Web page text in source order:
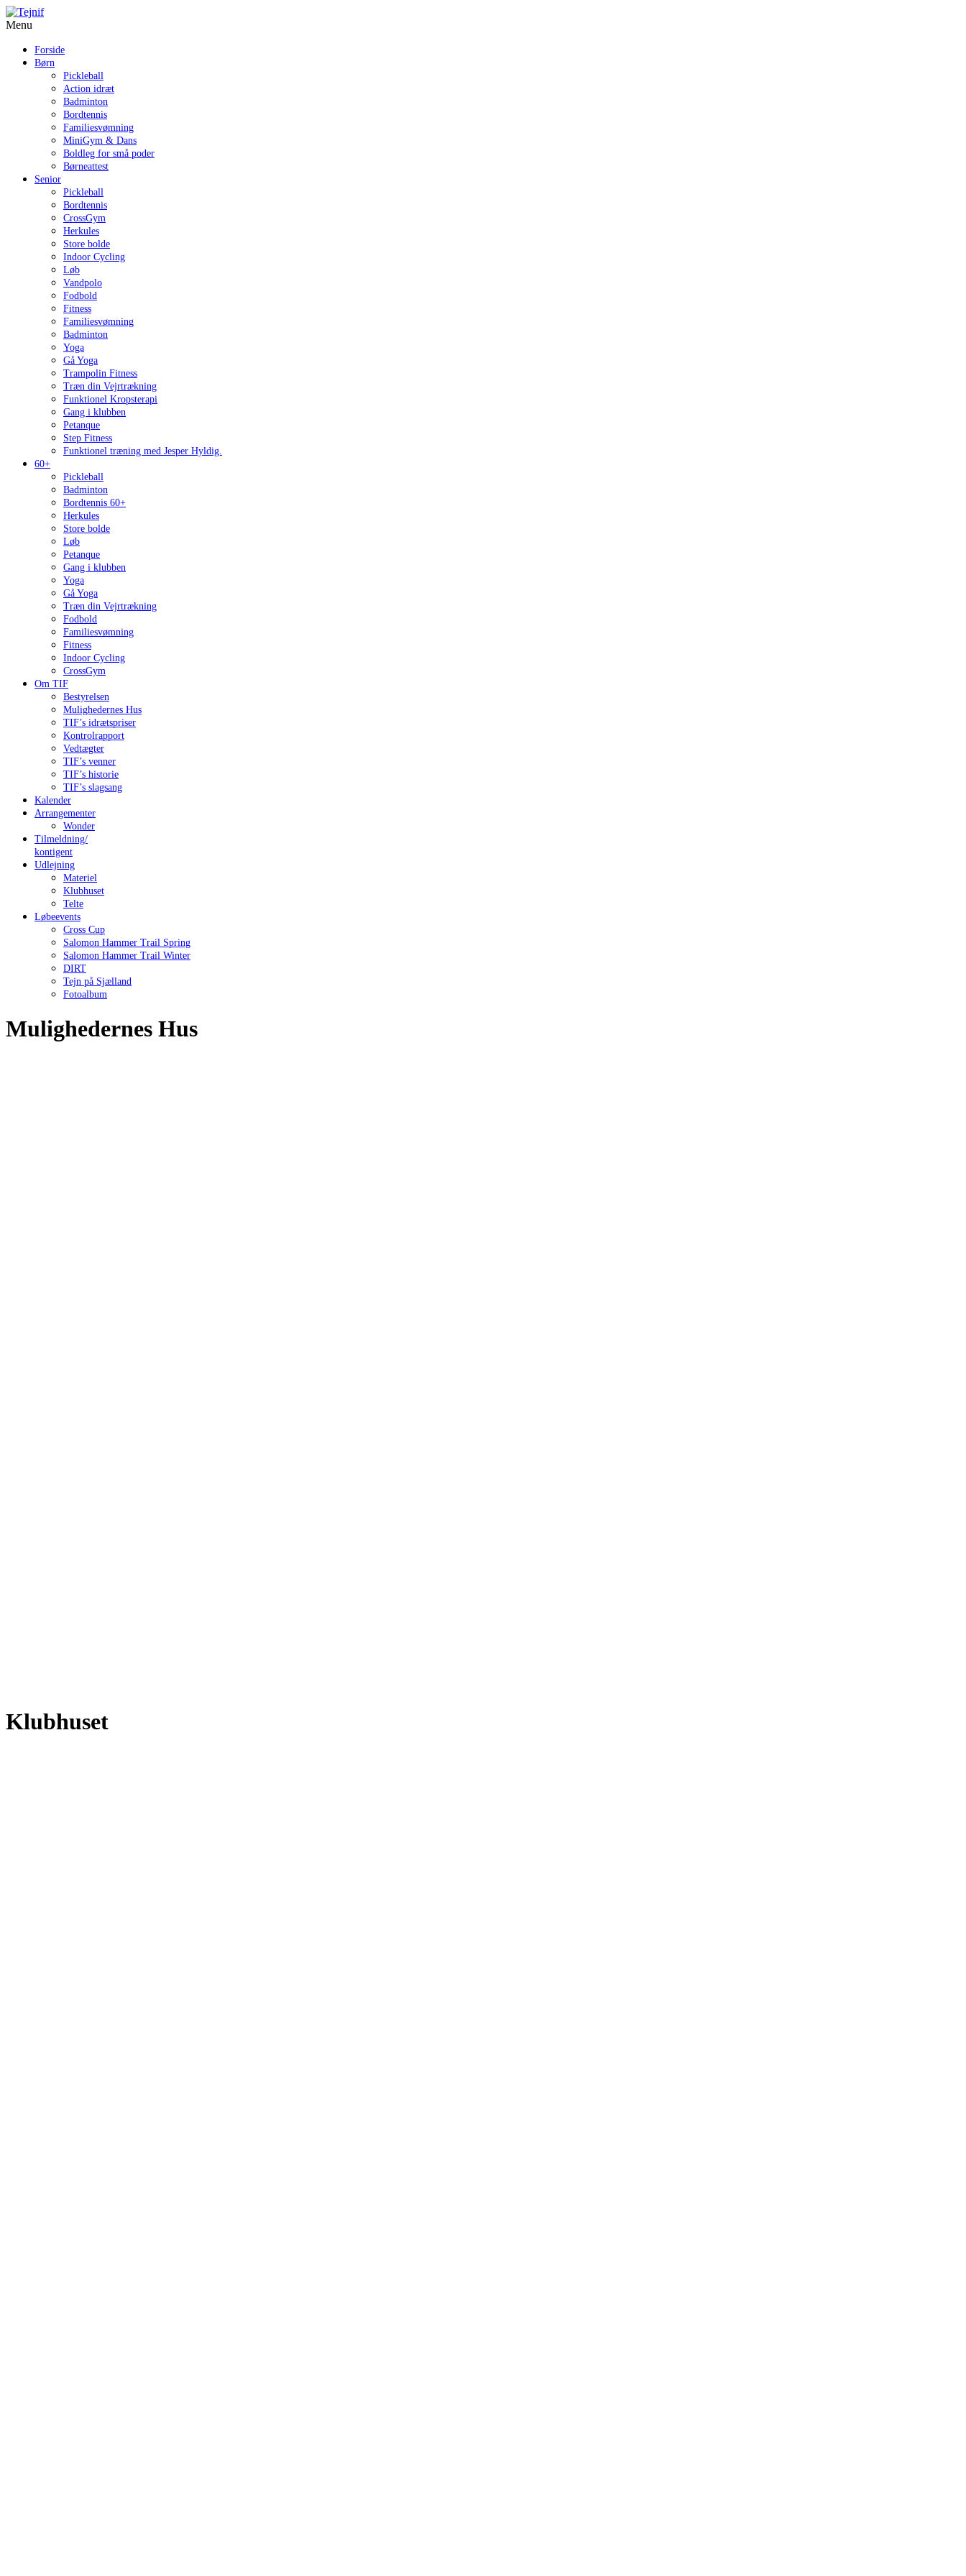
Menu
Forside
Børn
Pickleball
Action idræt
Badminton
Bordtennis
Familiesvømning
MiniGym & Dans
Boldleg for små poder
Børneattest
Senior
Pickleball
Bordtennis
CrossGym
Herkules
Store bolde
Indoor Cycling
Løb
Vandpolo
Fodbold
Fitness
Familiesvømning
Badminton
Yoga
Gå Yoga
Trampolin Fitness
Træn din Vejrtrækning
Funktionel Kropsterapi
Gang i klubben
Petanque
Step Fitness
Funktionel træning med Jesper Hyldig.
60+
Pickleball
Badminton
Bordtennis 60+
Herkules
Store bolde
Løb
Petanque
Gang i klubben
Yoga
Gå Yoga
Træn din Vejrtrækning
Fodbold
Familiesvømning
Fitness
Indoor Cycling
CrossGym
Om TIF
Bestyrelsen
Mulighedernes Hus
TIF’s idrætspriser
Kontrolrapport
Vedtægter
TIF’s venner
TIF’s historie
TIF’s slagsang
Kalender
Arrangementer
Wonder
Tilmeldning/
kontigent
Udlejning
Materiel
Klubhuset
Telte
Løbeevents
Cross Cup
Salomon Hammer Trail Spring
Salomon Hammer Trail Winter
DIRT
Tejn på Sjælland
Fotoalbum
Mulighedernes Hus
Klubhuset